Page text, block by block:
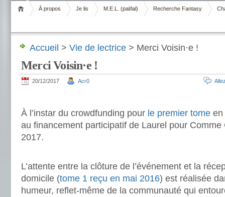
Livrement
À propos Je lis M.E.L. (pal/lal) Recherche Fantasy
Accueil > Vie de lectrice > Merci Voisin·e !
Merci Voisin·e !
20/12/2017 Acr0
À l’instar du crowdfunding pour le premier tome en
au financement participatif de Laurel pour
2017.
L’attente entre la clôture de l’événement et la
domicile (tome 1 reçu en mai 2016) est réalisée
humeur, reflet-même de la communauté qui